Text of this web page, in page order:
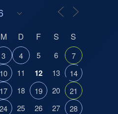
Outlook Live
M D F S S
3 4 5 6
7
10 11 12 13
14
17 18 19 20
21
24 25 26 27
28